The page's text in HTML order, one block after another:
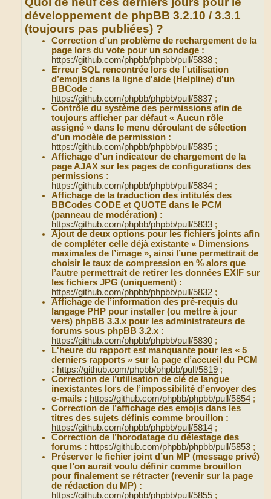
développement de phpBB 3.2.10 / 3.3.1
(toujours pas publiées) ?
Correction d’un problème de rechargement de la
page lors du vote pour un sondage :
https://github.com/phpbb/phpbb/pull/5838 ;
Erreur SQL rencontrée lors de l’utilisation
d’emojis dans la ligne d'aide (Helpline) d’un
BBCode :
https://github.com/phpbb/phpbb/pull/5837 ;
Contrôle du système des permissions afin de
toujours afficher par défaut « Aucun rôle
assigné » dans le menu déroulant de sélection
d’un modèle de permission :
https://github.com/phpbb/phpbb/pull/5835 ;
Affichage d’un indicateur de chargement de la
page AJAX sur les pages de configurations des
permissions :
https://github.com/phpbb/phpbb/pull/5834 ;
Affichage de la traduction des intitulés des
BBCodes CODE et QUOTE dans le PCM
(panneau de modération) :
https://github.com/phpbb/phpbb/pull/5833 ;
Ajout de deux options pour les fichiers joints afin
de compléter celle déjà existante « Dimensions
maximales de l’image », ainsi l’une permettrait de
choisir le taux de compression en % alors que
l’autre permettrait de retirer les données EXIF sur
les fichiers JPG (uniquement) :
https://github.com/phpbb/phpbb/pull/5832 ;
Affichage de l’information des pré-requis du
langage PHP pour installer (ou mettre à jour
vers) phpBB 3.3.x pour les administrateurs de
forums sous phpBB 3.2.x :
https://github.com/phpbb/phpbb/pull/5830 ;
L'heure du rapport est manquante pour les « 5
derniers rapports » sur la page d’accueil du PCM
: https://github.com/phpbb/phpbb/pull/5819 ;
Correction de l’utilisation de clé de langue
inexistantes lors de l’impossibilité d’envoyer des
e-mails : https://github.com/phpbb/phpbb/pull/5854 ;
Correction de l’affichage des emojis dans les
titres des sujets définis comme brouillon :
https://github.com/phpbb/phpbb/pull/5814 ;
Correction de l’horodatage du délestage des
forums : https://github.com/phpbb/phpbb/pull/5853 ;
Préserver le fichier joint d’un MP (message privé)
que l’on aurait voulu définir comme brouillon
pour finalement se rétracter (revenir sur la page
de rédaction du MP) :
https://github.com/phpbb/phpbb/pull/5855 ;